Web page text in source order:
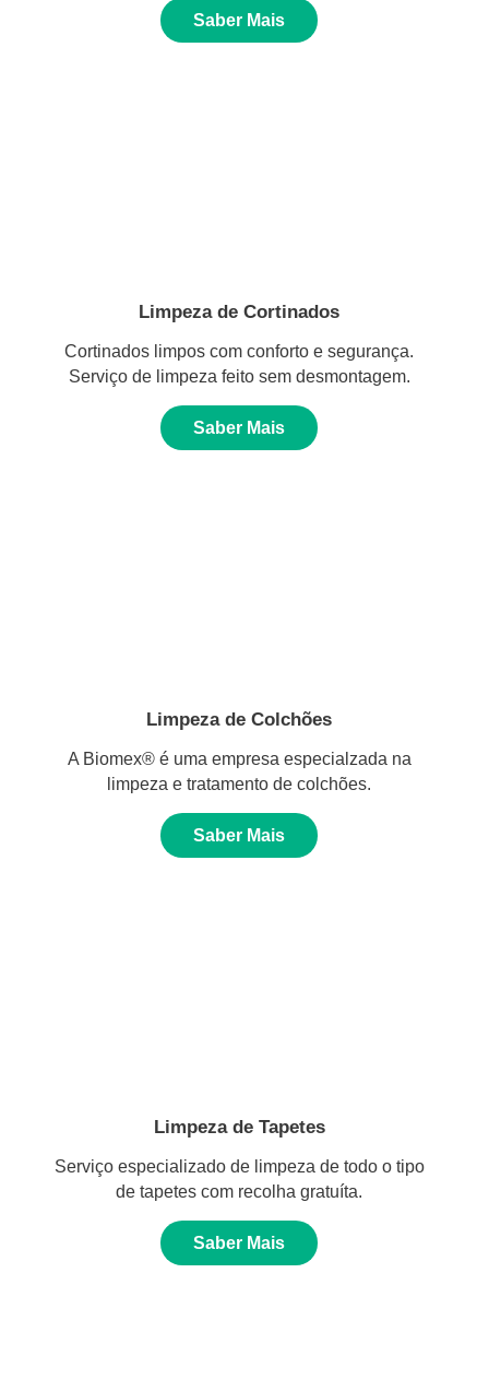
Saber Mais
Limpeza de Cortinados
Cortinados limpos com conforto e segurança.
Serviço de limpeza feito sem desmontagem.
Saber Mais
Limpeza de Colchões
A Biomex® é uma empresa especialzada na
limpeza e tratamento de colchões.
Saber Mais
Limpeza de Tapetes
Serviço especializado de limpeza de todo o tipo
de tapetes com recolha gratuíta.
Saber Mais